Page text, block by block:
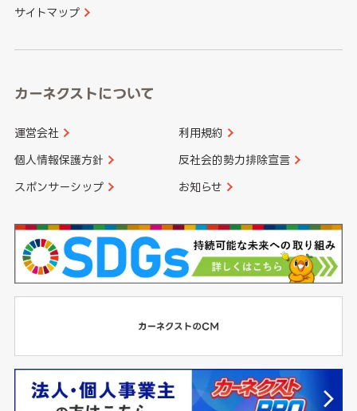
サイトマップ
カーネクストについて
運営会社 利用規約
個人情報保護方針 反社会的勢力排除宣言
スポンサーシップ お知らせ